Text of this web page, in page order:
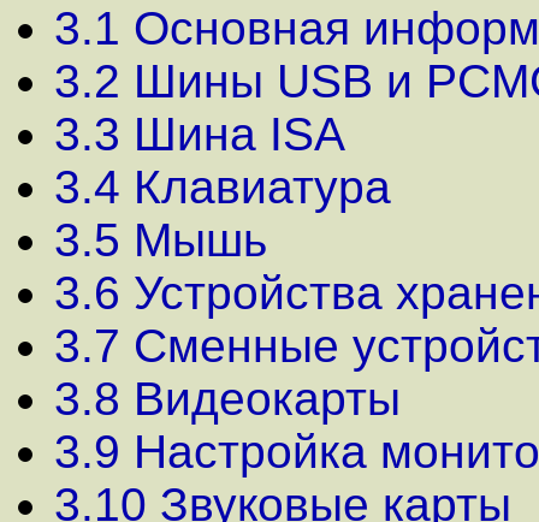
3.1 Основная
3.2 Шины USB и
3.3 Шина ISA
3.4 Клавиатура
3.5 Мышь
3.6 Устройства
3.7 Сменные
3.8 Видеокарты
3.9 Настройка
3.10 Звуковые карты